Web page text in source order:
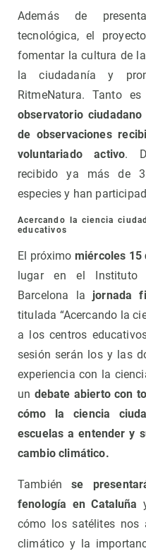
Además de
tecnológica, el
fomentar la cultura de
la ciudadanía y
RitmeNatura. Tanto
observatorio
de observaciones
voluntariado activo.
recibido ya más de
especies y han
Acercando la ciencia
educativos
El próximo miércoles 15
lugar en el Instituto
Barcelona la jornada
titulada “Acercando la
a los centros
sesión serán los y las
experiencia con la
un debate abierto con
cómo la ciencia
escuelas a entender y
cambio climático.
Tambiénse
fenología en Cataluña
cómo los satélites nos
climático y la